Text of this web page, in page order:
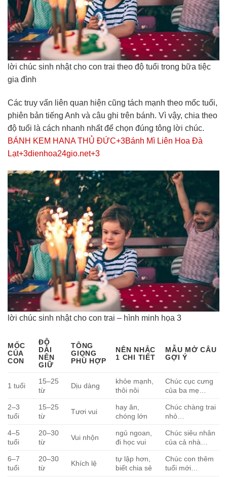
lời chúc sinh nhật cho con trai theo độ tuổi trong bữa tiệc
gia đình
Các truy vấn liên quan hiện cũng tách mạnh theo mốc tuổi,
phiên bản tiếng Anh và câu ghi trên bánh. Vì vậy, chia theo
độ tuổi là cách nhanh nhất để chọn đúng tông lời chúc.
BÁNH KEM HANA THỦ ĐỨC+3Bánh Mì Liên Hoa Đà
Lạt+3dienhoa24gio.net+3
lời chúc sinh nhật cho con trai – hình minh họa 3
MỐC
CỦA
CON
ĐỘ
DÀI
NÊN
GIỮ
TÔNG
GIỌNG
PHÙ HỢP
NÊN NHẮC
1 CHI TIẾT
MẪU MỞ CÂU
GỢI Ý
1 tuổi
15–25
từ
Dịu dàng
khỏe mạnh,
thôi nôi
Chúc cục cưng
của ba mẹ…
2–3
tuổi
15–25
từ
Tươi vui
hay ăn,
chóng lớn
Chúc chàng trai
nhỏ…
4–5
tuổi
20–30
từ
Vui nhộn
ngủ ngoan,
đi học vui
Chúc siêu nhân
của cả nhà…
6–7
tuổi
20–30
từ
Khích lệ
tự lập hơn,
biết chia sẻ
Chúc con thêm
tuổi mới…